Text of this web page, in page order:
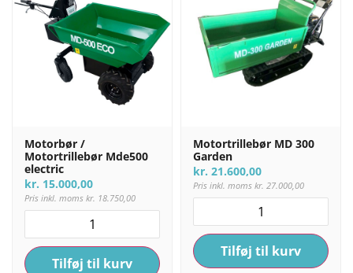
Motorbør /
Motortrillebør Mde500
electric
kr. 15.000,00
Pris inkl. moms kr. 18.750,00
Tilføj til kurv
Motortrillebør MD 300
Garden
kr. 21.600,00
Pris inkl. moms kr. 27.000,00
Tilføj til kurv